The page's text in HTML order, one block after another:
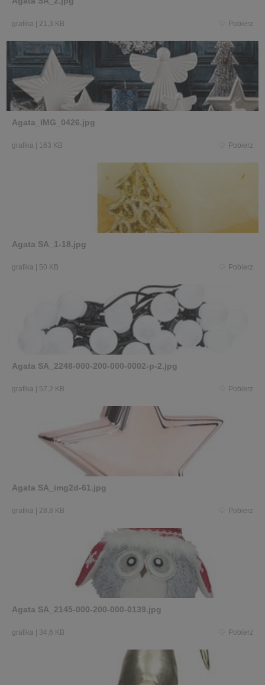
grafika 21,3 KB Pobierz
Agata_IMG_0426.jpg
grafika 163 KB Pobierz
Agata SA_1-18.jpg
grafika 50 KB Pobierz
Agata SA_2248-000-200-000-0002-p-2.jpg
grafika 57,2 KB Pobierz
Agata SA_img2d-61.jpg
grafika 28,8 KB Pobierz
Agata SA_2145-000-200-000-0139.jpg
grafika 34,6 KB Pobierz